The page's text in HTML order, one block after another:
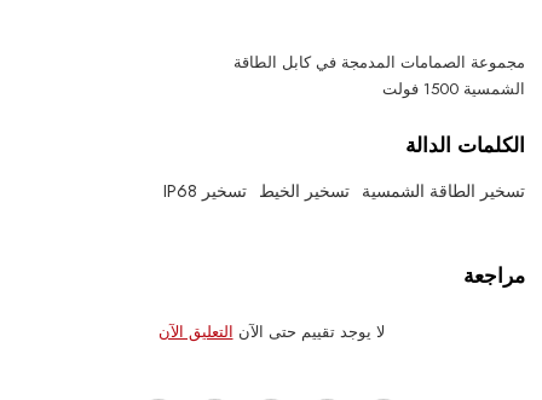
مجموعة الصمامات المدمجة في كابل الطاقة
الشمسية 1500 فولت
الكلمات الدالة
تسخير الطاقة الشمسية تسخير الخيط تسخير IP68
مراجعة
لا يوجد تقييم حتى الآن التعليق الآن